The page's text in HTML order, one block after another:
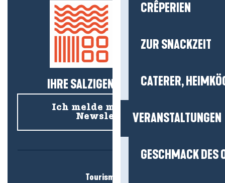
CRÊPERIEN
ZUR SNACKZEIT
CATERER,
VERANSTALTUNGEN
GESCHMACK DES
IHRE SALZIGEN NEUIGKEITEN!
Ich melde mich für den
Newsletter an
Tourismusbüro